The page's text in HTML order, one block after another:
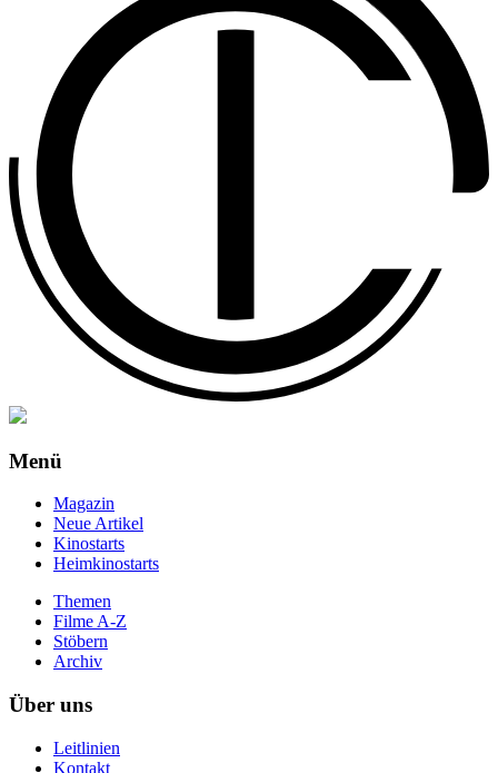
Menü
Magazin
Neue Artikel
Kinostarts
Heimkinostarts
Themen
Filme A-Z
Stöbern
Archiv
Über uns
Leitlinien
Kontakt